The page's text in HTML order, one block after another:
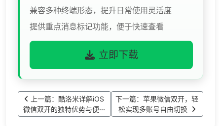
兼容多种终端形态，提升日常使用灵活度
提供重点消息标记功能，便于快速查看
立即下载
上一篇：酷洛米详解iOS
微信双开的独特优势与便···
下一篇：苹果微信双开，轻
松实现多账号自由切换